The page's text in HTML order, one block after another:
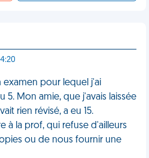
examen pour lequel j'ai
5. Mon amie, que j'avais laissée
rien révisé, a eu 15.
à la prof, qui refuse d'ailleurs
ou de nous fournir une